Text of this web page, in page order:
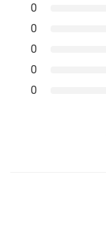
0
0
0
0
0